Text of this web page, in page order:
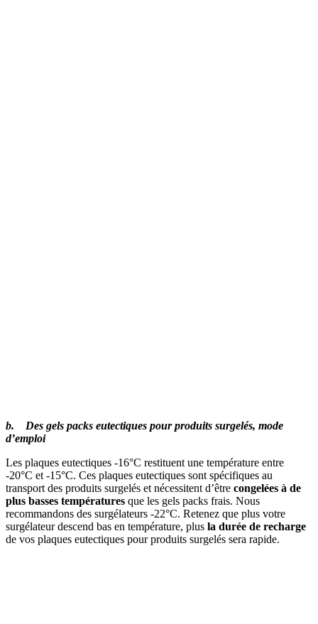
b. Des gels packs eutectiques pour produits surgelés, mode
d’emploi
Les plaques eutectiques -16°C restituent une température entre
-20°C et -15°C. Ces plaques eutectiques sont spécifiques au
transport des produits surgelés et nécessitent d’être congelées à de
plus basses températures que les gels packs frais. Nous
recommandons des surgélateurs -22°C. Retenez que plus votre
surgélateur descend bas en température, plus la durée de recharge
de vos plaques eutectiques pour produits surgelés sera rapide.